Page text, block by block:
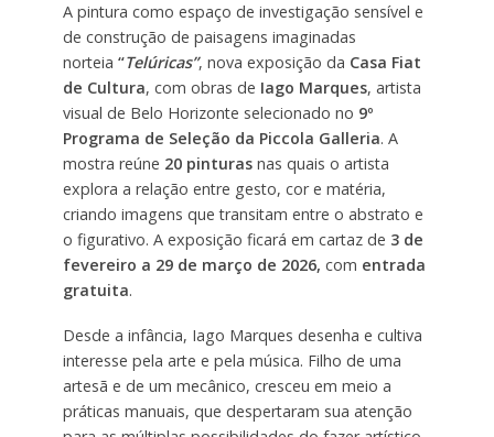
A pintura como espaço de investigação sensível e
de construção de paisagens imaginadas
norteia “Telúricas”, nova exposição da Casa Fiat
de Cultura, com obras de Iago Marques, artista
visual de Belo Horizonte selecionado no 9º
Programa de Seleção da Piccola Galleria. A
mostra reúne 20 pinturasnas quais o artista
explora a relação entre gesto, cor e matéria,
criando imagens que transitam entre o abstrato e
o figurativo. A exposição ficará em cartaz de 3 de
fevereiro a 29 de março de 2026, com entrada
gratuita.
Desde a infância, Iago Marques desenha e cultiva
interesse pela arte e pela música. Filho de uma
artesã e de um mecânico, cresceu em meio a
práticas manuais, que despertaram sua atenção